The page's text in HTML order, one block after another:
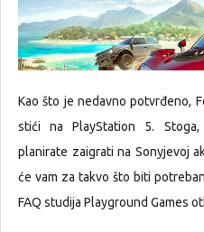
Kao što je nedavno potvrđeno,
stići na PlayStation 5.
planirate zaigrati na Sonyjevoj
će vam za takvo što biti
FAQ studija Playground Games